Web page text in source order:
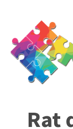
springen
Rat